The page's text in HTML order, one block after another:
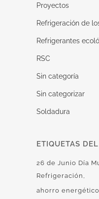
Proyectos
Refrigeración de
Refrigerantes
RSC
Sin categoría
Sin categorizar
Soldadura
ETIQUETAS
26 de Junio Día
Refrigeración
ahorro energético